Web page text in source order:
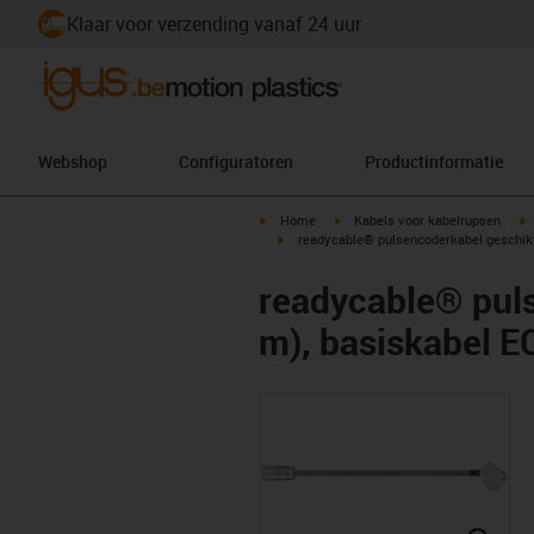
Klaar voor verzending vanaf 24 uur
Webshop Configuratoren Productinformatie
igus-icon-arrow-right
Home igus-icon-arrow-right
Kabels voor kabelrupsen
igus-icon-arrow-right
readycable® pulsencoderkabel
readycable®
m), basiskabel